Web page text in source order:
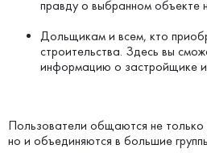
правду о выбранном объекте
Дольщикам и всем, кто
строительства. Здесь вы
информацию о застройщике и
Пользователи общаются не
но и объединяются в большие